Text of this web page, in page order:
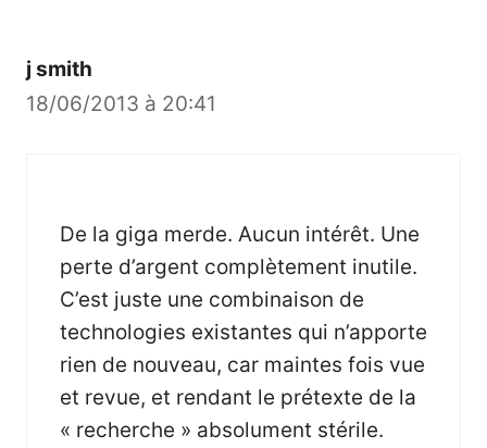
j smith
18/06/2013 à 20:41
De la giga merde. Aucun intérêt. Une
perte d’argent complètement inutile.
C’est juste une combinaison de
technologies existantes qui n’apporte
rien de nouveau, car maintes fois vue
et revue, et rendant le prétexte de la
« recherche » absolument stérile.